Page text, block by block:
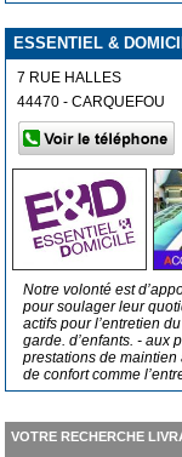
ESSENTIEL &
7 RUE HALLES
44470 - CARQUEFOU
Notre volonté est
pour soulager leur
actifs pour l’entretien
garde. d’enfants. - aux
prestations de
de confort comme
VOTRE RECHERCHE